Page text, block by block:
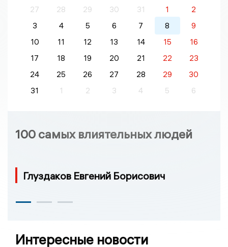
27
28 29 30 31 1
2
3
4 5 6 7 8
9
10
11 12 13 14 15
16
17
18 19 20 21 22
23
24
25 26 27 28 29
30
31
1 2 3 4 5 6
100 самых влиятельных людей
Глуздаков Евгений Борисович
Интересные новости